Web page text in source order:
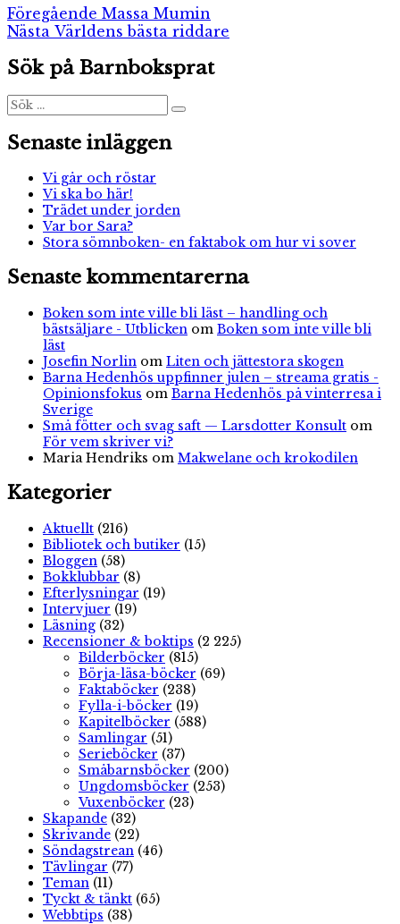
Inläggsnavigering
Föregående Föregående
inlägg:
Massa Mumin
Nästa Nästa
Världens bästa riddare
Sök på Barnboksprat
Sök
efter:
Sök
Senaste inläggen
Vi går och röstar
Vi ska bo här!
Trädet under jorden
Var bor Sara?
Stora sömnboken- en faktabok om hur vi sover
Senaste kommentarerna
Boken som inte ville bli läst – handling och
bästsäljare - Utblicken om Boken som inte ville bli
läst
Josefin Norlin om Liten och jättestora skogen
Barna Hedenhös uppfinner julen – streama gratis -
Opinionsfokus om Barna Hedenhös på vinterresa i
Sverige
Små fötter och svag saft — Larsdotter Konsult om
För vem skriver vi?
Maria Hendriks om Makwelane och krokodilen
Kategorier
Aktuellt (216)
Bibliotek och butiker (15)
Bloggen (58)
Bokklubbar (8)
Efterlysningar (19)
Intervjuer (19)
Läsning (32)
Recensioner & boktips (2 225)
Bilderböcker (815)
Börja-läsa-böcker (69)
Faktaböcker (238)
Fylla-i-böcker (19)
Kapitelböcker (588)
Samlingar (51)
Serieböcker (37)
Småbarnsböcker (200)
Ungdomsböcker (253)
Vuxenböcker (23)
Skapande (32)
Skrivande (22)
Söndagstrean (46)
Tävlingar (77)
Teman (11)
Tyckt & tänkt (65)
Webbtips (38)